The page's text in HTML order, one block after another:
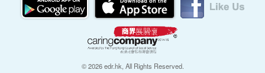
© 2026 edr.hk, All Rights Reserved.